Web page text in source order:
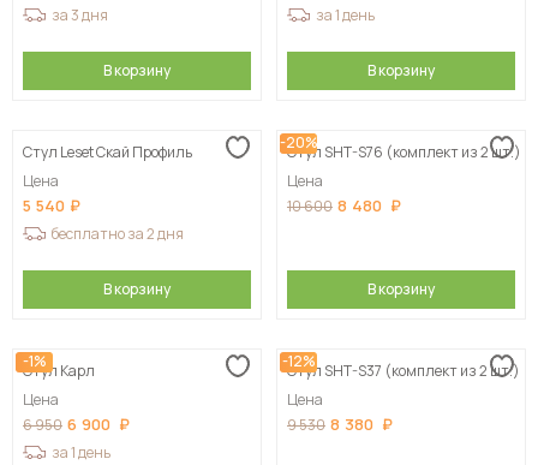
за 3 дня
В корзину
за 1 день
В корзину
Стул Leset Скай Профиль
Цена
5 540
бесплатно за 2 дня
В корзину
-20%
Стул SHT-S76 (комплект из 2 шт.)
Цена
10 600 8 480
В корзину
-1%
Стул Карл
Цена
6 950 6 900
за 1 день
-12%
Стул SHT-S37 (комплект из 2 шт.)
Цена
9 530 8 380